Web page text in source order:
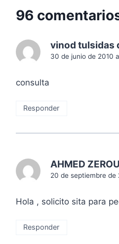
s
96
vinod tulsidas
30 de junio de 2010
consulta
Responder
AHMED
20 de septiembre de
Hola , solicito sita para
Responder